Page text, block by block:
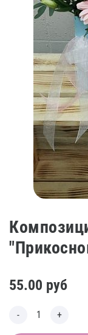
55.00 руб